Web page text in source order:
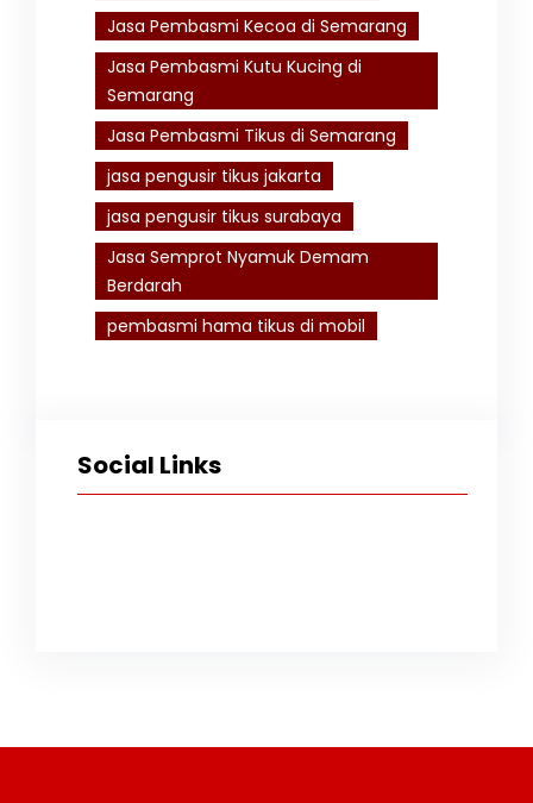
Jasa Pembasmi Kecoa di Semarang
Jasa Pembasmi Kutu Kucing di
Semarang
Jasa Pembasmi Tikus di Semarang
jasa pengusir tikus jakarta
jasa pengusir tikus surabaya
Jasa Semprot Nyamuk Demam
Berdarah
pembasmi hama tikus di mobil
Social Links